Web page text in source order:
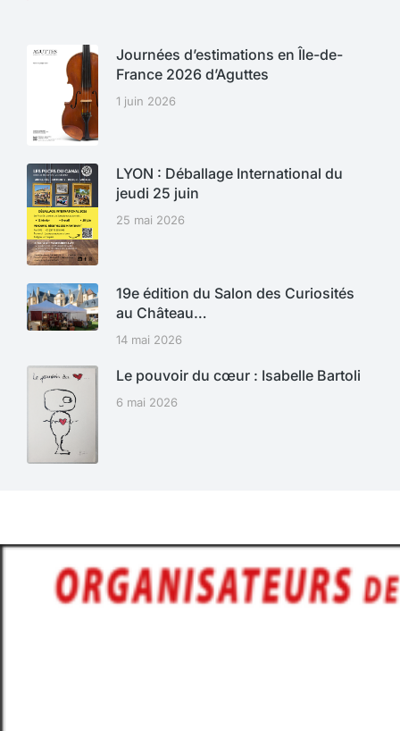
Journées d’estimations en Île-de-
France 2026 d’Aguttes
1 juin 2026
LYON : Déballage International du
jeudi 25 juin
25 mai 2026
19e édition du Salon des Curiosités
au Château…
14 mai 2026
Le pouvoir du cœur : Isabelle Bartoli
6 mai 2026